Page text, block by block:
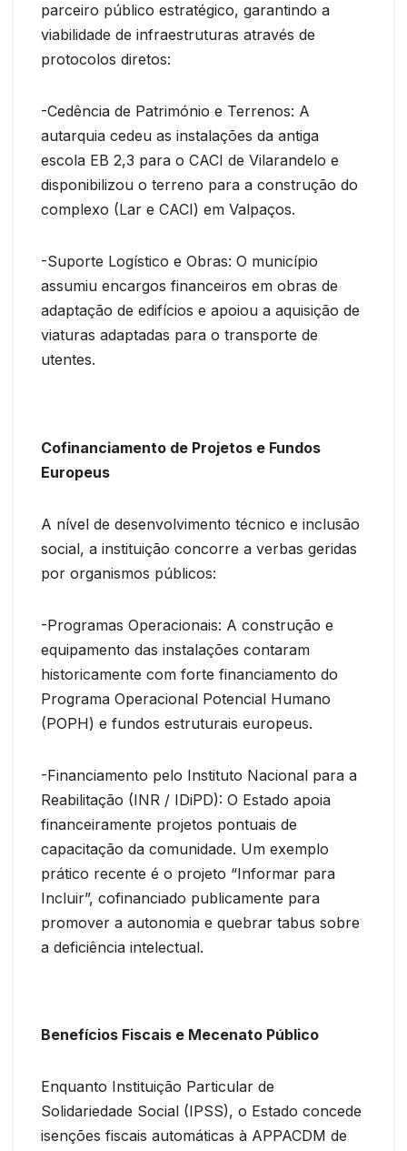
parceiro público estratégico, garantindo a
viabilidade de infraestruturas através de
protocolos diretos:
-Cedência de Património e Terrenos: A
autarquia cedeu as instalações da antiga
escola EB 2,3 para o CACI de Vilarandelo e
disponibilizou o terreno para a construção do
complexo (Lar e CACI) em Valpaços.
-Suporte Logístico e Obras: O município
assumiu encargos financeiros em obras de
adaptação de edifícios e apoiou a aquisição de
viaturas adaptadas para o transporte de
utentes.
Cofinanciamento de Projetos e Fundos
Europeus
A nível de desenvolvimento técnico e inclusão
social, a instituição concorre a verbas geridas
por organismos públicos:
-Programas Operacionais: A construção e
equipamento das instalações contaram
historicamente com forte financiamento do
Programa Operacional Potencial Humano
(POPH) e fundos estruturais europeus.
-Financiamento pelo Instituto Nacional para a
Reabilitação (INR / IDiPD): O Estado apoia
financeiramente projetos pontuais de
capacitação da comunidade. Um exemplo
prático recente é o projeto “Informar para
Incluir”, cofinanciado publicamente para
promover a autonomia e quebrar tabus sobre
a deficiência intelectual.
Benefícios Fiscais e Mecenato Público
Enquanto Instituição Particular de
Solidariedade Social (IPSS), o Estado concede
isenções fiscais automáticas à APPACDM de